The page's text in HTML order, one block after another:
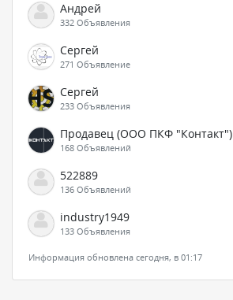
Андрей
332 Объявления
Сергей
271 Объявление
Сергей
233 Объявления
Продавец (ООО ПКФ "Контакт")
168 Объявлений
522889
136 Объявлений
industry1949
133 Объявления
Информация обновлена сегодня, в 01:17